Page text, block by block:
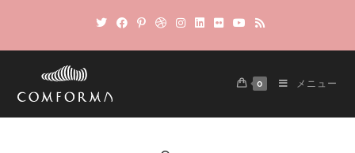
0 メニュー